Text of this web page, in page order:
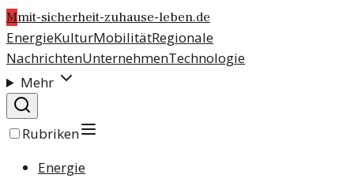
Mmit-sicherheit-zuhause-leben.de
EnergieKulturMobilitätRegionale
NachrichtenUnternehmenTechnologie
Mehr
Rubriken
Energie